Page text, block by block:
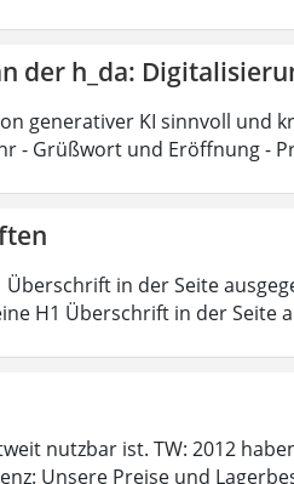
der h_da:
generativer KI sinnvoll und
- Grüßwort und Eröffnung -
in der Seite
H1 Überschrift in der Seite
nutzbar ist. TW: 2012
Unsere Preise und